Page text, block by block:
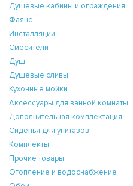
Душевые кабины и ограждения
Фаянс
Инсталляции
Смесители
Душ
Душевые сливы
Кухонные мойки
Аксессуары для ванной комнаты
Дополнительная комплектация
Сиденья для унитазов
Комплекты
Прочие товары
Отопление и водоснабжение